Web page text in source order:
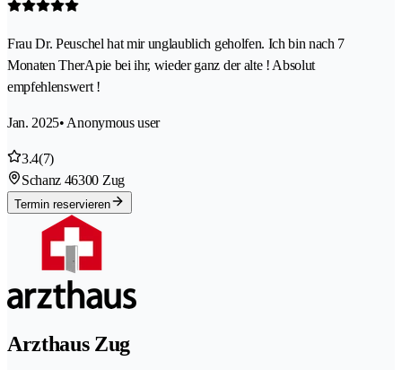
Frau Dr. Peuschel hat mir unglaublich geholfen. Ich bin nach 7
Monaten TherApie bei ihr, wieder ganz der alte ! Absolut
empfehlenswert !
Jan. 2025• Anonymous user
3.4(7)
Schanz 46300 Zug
Termin reservieren
Arzthaus Zug